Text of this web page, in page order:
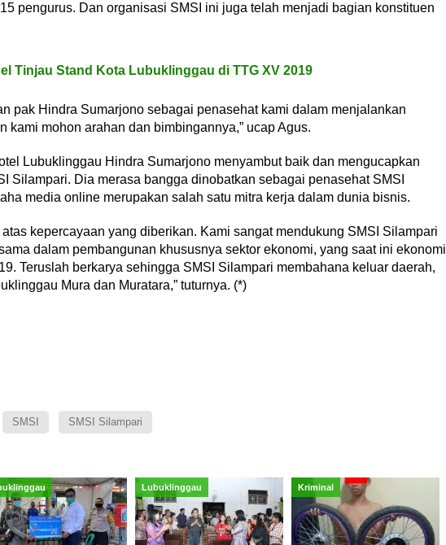
pengurus. Dan organisasi SMSI ini juga telah menjadi bagian konstituen
Tinjau Stand Kota Lubuklinggau di TTG XV 2019
pak Hindra Sumarjono sebagai penasehat kami dalam menjalankan
kami mohon arahan dan bimbingannya,” ucap Agus.
Lubuklinggau Hindra Sumarjono menyambut baik dan mengucapkan
Silampari. Dia merasa bangga dinobatkan sebagai penasehat SMSI
media online merupakan salah satu mitra kerja dalam dunia bisnis.
kepercayaan yang diberikan. Kami sangat mendukung SMSI Silampari
dalam pembangunan khususnya sektor ekonomi, yang saat ini ekonomi
Teruslah berkarya sehingga SMSI Silampari membahana keluar daerah,
Mura dan Muratara,” tuturnya. (*)
SMSI SMSI Silampari
Lubuklinggau Kriminal